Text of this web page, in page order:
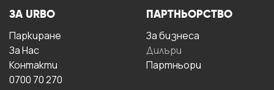
ЗА URBO
Паркиране
За Hас
Контакти
0700 70 270
ПАРТНЬОРСТВО
За бизнесa
Дилъри
Партньори